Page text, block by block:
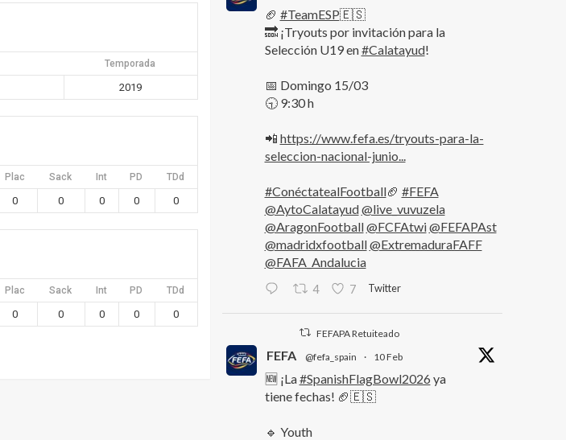
Temporada
2019
Plac Sack Int PD TDd
0 0 0 0 0
Plac Sack Int PD TDd
0 0 0 0 0
🏈 #TeamESP🇪🇸
🔜 ¡Tryouts por invitación para la
Selección U19 en#Calatayud!
📅 Domingo 15/03
🕤 9:30 h
📲 https://www.fefa.es/tryouts-para-la-
seleccion-nacional-junio...
#ConéctatealFootball🏈 #FEFA
@AytoCalatayud@live_vuvuzela
@AragonFootball@FCFAtwi@FEFAPAst
@madridxfootball@ExtremaduraFAFF
@FAFA_Andalucia
4 7 Twitter
FEFAPA Retuiteado
FEFA @fefa_spain · 10 Feb
🆕 ¡La#SpanishFlagBowl2026 ya
tiene fechas! 🏈🇪🇸
🔹 Youth